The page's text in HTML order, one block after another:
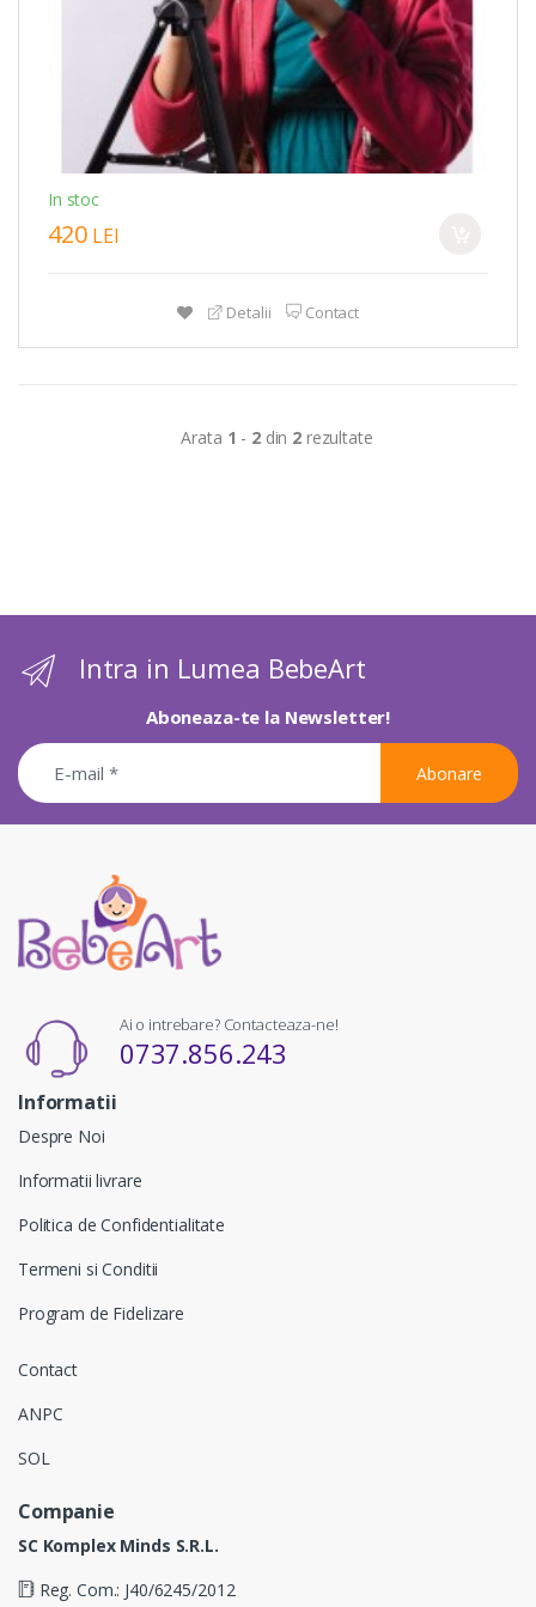
In stoc
420 LEI
Detalii Contact
Arata 1 - 2din 2 rezultate
Intra in Lumea BebeArt
Aboneaza-te la Newsletter!
Abonare
Ai o intrebare? Contacteaza-ne!
0737.856.243
Informatii
Despre Noi
Informatii livrare
Politica de Confidentialitate
Termeni si Conditii
Program de Fidelizare
Contact
ANPC
SOL
Companie
SC Komplex Minds S.R.L.
Reg. Com.: J40/6245/2012